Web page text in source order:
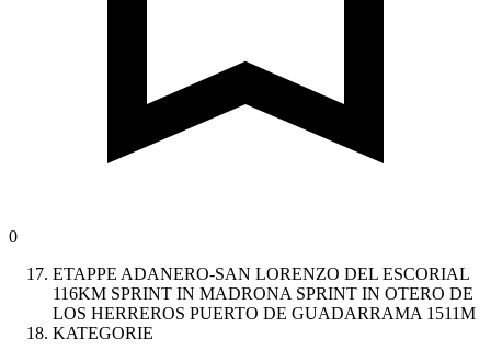
0
ETAPPE ADANERO-SAN LORENZO DEL ESCORIAL
116KM SPRINT IN MADRONA SPRINT IN OTERO DE
LOS HERREROS PUERTO DE GUADARRAMA 1511M
KATEGORIE